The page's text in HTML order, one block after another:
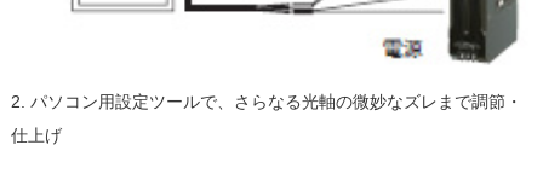
2. パソコン用設定ツールで、さらなる光軸の微妙なズレまで調節・
仕上げ